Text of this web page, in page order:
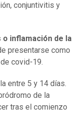
conjuntivitis y
o inflamación de la
presentarse como
covid-19.
entre 5 y 14 días.
de la
tras el comienzo